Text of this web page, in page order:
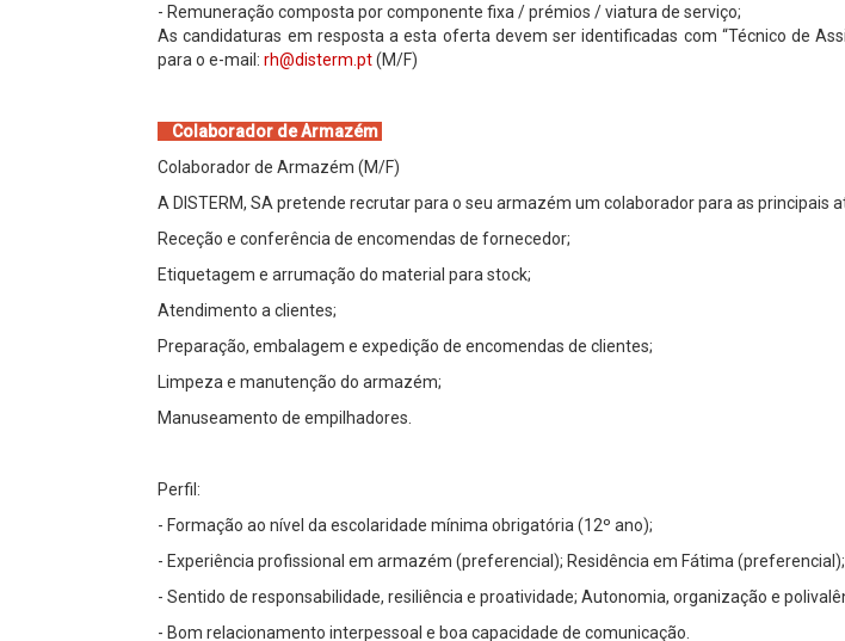
- Remuneração composta por componente fixa / prémios / viatura de serviço;
As candidaturas em resposta a esta oferta devem ser identificadas com “Técnico de
para o e-mail: rh@disterm.pt(M/F)
Colaborador de Armazém
Colaborador de Armazém (M/F)
A DISTERM, SA pretende recrutar para o seu armazém um colaborador para as principais
Receção e conferência de encomendas de fornecedor;
Etiquetagem e arrumação do material para stock;
Atendimento a clientes;
Preparação, embalagem e expedição de encomendas de clientes;
Limpeza e manutenção do armazém;
Manuseamento de empilhadores.
Perfil:
- Formação ao nível da escolaridade mínima obrigatória (12º ano);
- Experiência profissional em armazém (preferencial); Residência em Fátima (preferencial);
- Sentido de responsabilidade, resiliência e proatividade; Autonomia, organização e
- Bom relacionamento interpessoal e boa capacidade de comunicação.